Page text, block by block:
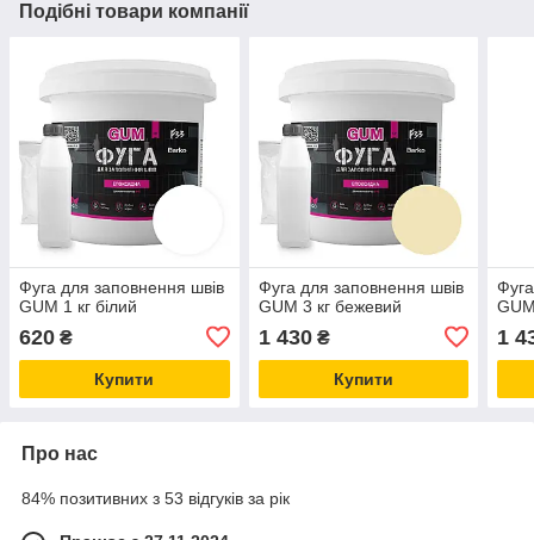
Подібні товари компанії
Фуга для заповнення швів
GUM 1 кг білий
620 ₴
Купити
Фуга для заповнення швів
GUM 3 кг бежевий
1 430₴
Купити
1
Про нас
84% позитивних з 53 відгуків за рік